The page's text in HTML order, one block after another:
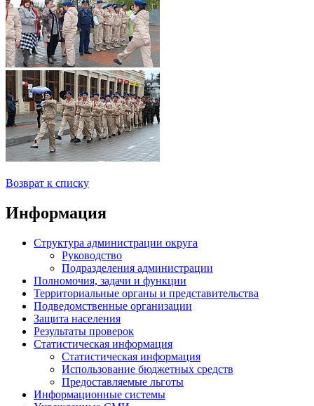
Возврат к списку
Информация
Структура администрации округа
Руководство
Подразделения администрации
Полномочия, задачи и функции
Территориальные органы и представительства
Подведомственные организации
Защита населения
Результаты проверок
Статистическая информация
Статистическая информация
Использование бюджетных средств
Предоставляемые льготы
Информационные системы